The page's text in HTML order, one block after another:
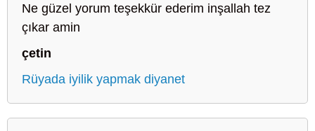
Ne güzel yorum teşekkür ederim inşallah tez
çıkar amin
çetin
Rüyada iyilik yapmak diyanet